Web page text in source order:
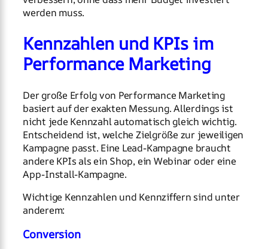
werden muss.
Kennzahlen und KPIs im
Performance Marketing
Der große Erfolg von Performance Marketing
basiert auf der exakten Messung. Allerdings ist
nicht jede Kennzahl automatisch gleich wichtig.
Entscheidend ist, welche Zielgröße zur jeweiligen
Kampagne passt. Eine Lead-Kampagne braucht
andere KPIs als ein Shop, ein Webinar oder eine
App-Install-Kampagne.
Wichtige Kennzahlen und Kennziffern sind unter
anderem:
Conversion